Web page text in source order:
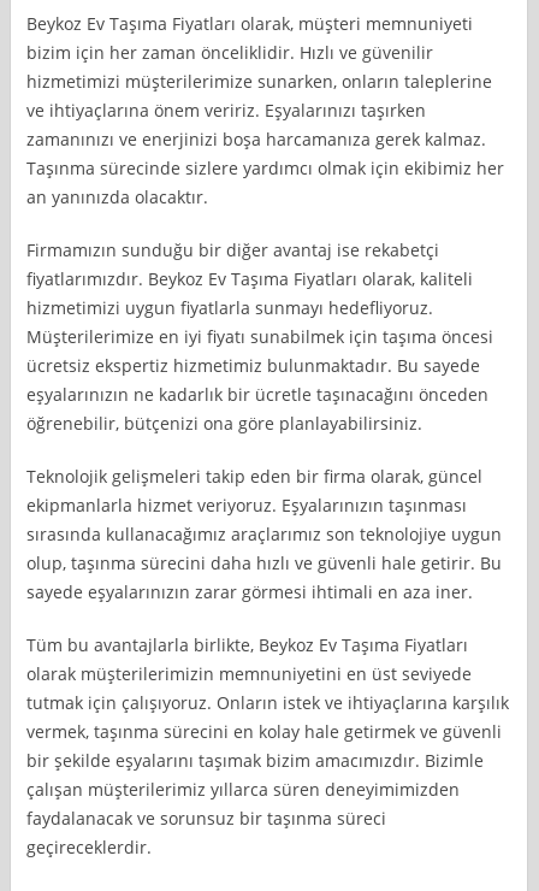
Beykoz Ev Taşıma Fiyatları olarak, müşteri memnuniyeti
bizim için her zaman önceliklidir. Hızlı ve güvenilir
hizmetimizi müşterilerimize sunarken, onların taleplerine
ve ihtiyaçlarına önem veririz. Eşyalarınızı taşırken
zamanınızı ve enerjinizi boşa harcamanıza gerek kalmaz.
Taşınma sürecinde sizlere yardımcı olmak için ekibimiz her
an yanınızda olacaktır.
Firmamızın sunduğu bir diğer avantaj ise rekabetçi
fiyatlarımızdır. Beykoz Ev Taşıma Fiyatları olarak, kaliteli
hizmetimizi uygun fiyatlarla sunmayı hedefliyoruz.
Müşterilerimize en iyi fiyatı sunabilmek için taşıma öncesi
ücretsiz ekspertiz hizmetimiz bulunmaktadır. Bu sayede
eşyalarınızın ne kadarlık bir ücretle taşınacağını önceden
öğrenebilir, bütçenizi ona göre planlayabilirsiniz.
Teknolojik gelişmeleri takip eden bir firma olarak, güncel
ekipmanlarla hizmet veriyoruz. Eşyalarınızın taşınması
sırasında kullanacağımız araçlarımız son teknolojiye uygun
olup, taşınma sürecini daha hızlı ve güvenli hale getirir. Bu
sayede eşyalarınızın zarar görmesi ihtimali en aza iner.
Tüm bu avantajlarla birlikte, Beykoz Ev Taşıma Fiyatları
olarak müşterilerimizin memnuniyetini en üst seviyede
tutmak için çalışıyoruz. Onların istek ve ihtiyaçlarına karşılık
vermek, taşınma sürecini en kolay hale getirmek ve güvenli
bir şekilde eşyalarını taşımak bizim amacımızdır. Bizimle
çalışan müşterilerimiz yıllarca süren deneyimimizden
faydalanacak ve sorunsuz bir taşınma süreci
geçireceklerdir.